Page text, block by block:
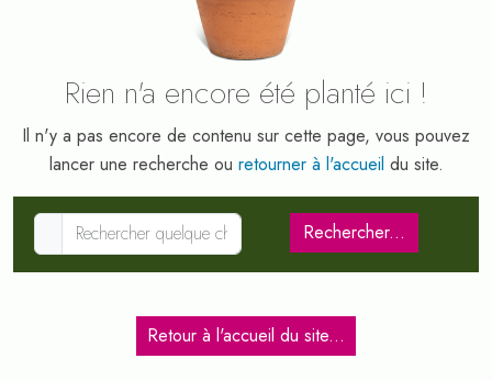
Rien n'a encore été planté ici !
Il n'y a pas encore de contenu sur cette page, vous pouvez
lancer une recherche ou retourner à l'accueil du site.
Search Rechercher...
Retour à l'accueil du site...